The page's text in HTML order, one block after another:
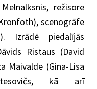
režisore
scenogrāfe
Izrādē piedalījās
Ristaus (David
Maivalde (Gina-Lisa
kā arī